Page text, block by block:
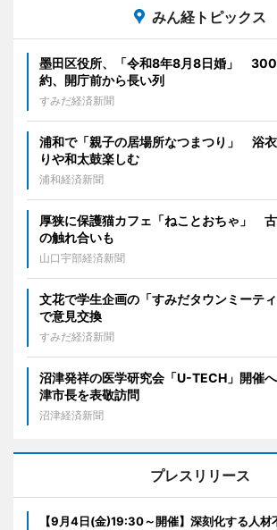
みん経トピックス
墨田区役所、「令和8年8月8日婚」 300
約、開庁前から長い列
すみだ経済新聞
浦和で「親子の居場所なつまつり」 浴
りや和太鼓楽しむ
浦和経済新聞
厚狭に保護猫カフェ「ねことおちゃ」
の触れ合いも
山口宇部経済新聞
文花で学生企画の「すみだタウンミーテ
で意見交換
すみだ経済新聞
沼津発祥の医学研究会「U-TECH」開催
津市長を表敬訪問
沼津経済新聞
プレスリリース
【9月4日(金)19:30～開催】深刻化する人材